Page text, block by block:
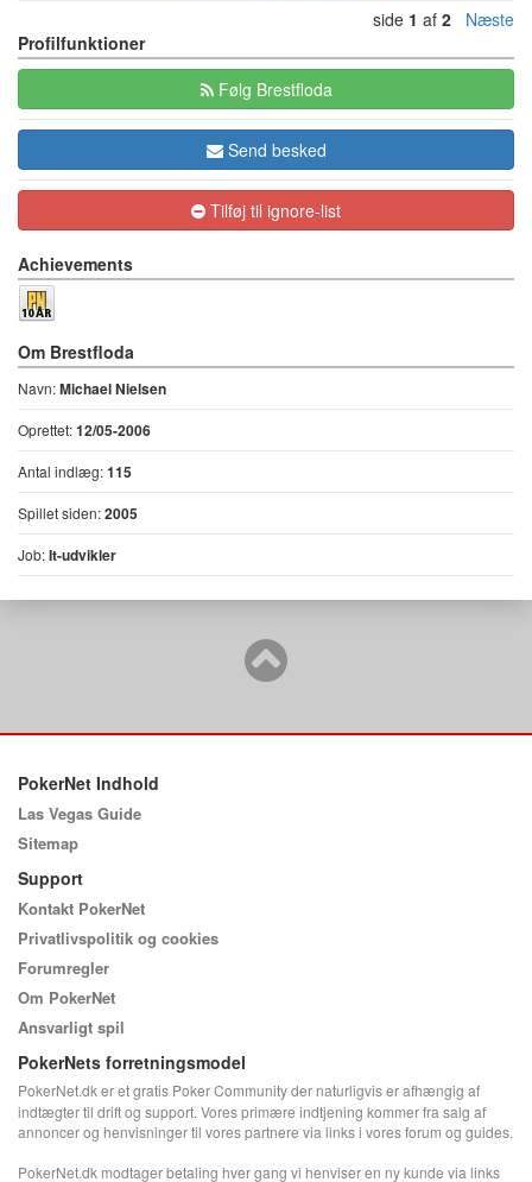
side 1 af 2
Næste
Profilfunktioner
Følg Brestfloda
Send besked
Tilføj til ignore-list
Achievements
Om Brestfloda
Navn:Michael Nielsen
Oprettet:12/05-2006
Antal indlæg:115
Spillet siden:2005
Job:It-udvikler
PokerNet Indhold
Las Vegas Guide
Sitemap
Support
Kontakt PokerNet
Privatlivspolitik og cookies
Forumregler
Om PokerNet
Ansvarligt spil
PokerNets forretningsmodel
PokerNet.dk er et gratis Poker Community der naturligvis er afhængig af
indtægter til drift og support. Vores primære indtjening kommer fra salg af
annoncer og henvisninger til vores partnere via links i vores forum og guides.
PokerNet.dk modtager betaling hver gang vi henviser en ny kunde via links